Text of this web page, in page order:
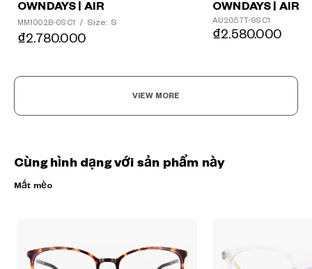
OWNDAYS | AIR
MM1002B-0S C1 / Size: S
₫2.780.000
OWNDAYS | AIR
AU2057T-9S C1
₫2.580.000
VIEW MORE
Cùng hình dạng với sản phẩm này
Mắt mèo